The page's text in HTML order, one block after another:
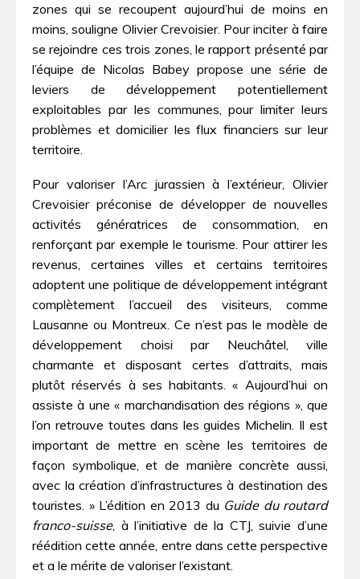
zones qui se recoupent aujourd’hui de moins en
moins, souligne Olivier Crevoisier. Pour inciter à faire
se rejoindre ces trois zones, le rapport présenté par
l’équipe de Nicolas Babey propose une série de
leviers de développement potentiellement
exploitables par les communes, pour limiter leurs
problèmes et domicilier les flux financiers sur leur
territoire.
Pour valoriser l’Arc jurassien à l’extérieur, Olivier
Crevoisier préconise de développer de nouvelles
activités génératrices de consommation, en
renforçant par exemple le tourisme. Pour attirer les
revenus, certaines villes et certains territoires
adoptent une politique de développement intégrant
complètement l’accueil des visiteurs, comme
Lausanne ou Montreux. Ce n’est pas le modèle de
développement choisi par Neuchâtel, ville
charmante et disposant certes d’attraits, mais
plutôt réservés à ses habitants. « Aujourd’hui on
assiste à une « marchandisation des régions », que
l’on retrouve toutes dans les guides Michelin. Il est
important de mettre en scène les territoires de
façon symbolique, et de manière concrète aussi,
avec la création d’infrastructures à destination des
touristes. » L’édition en 2013 du Guide du routard
franco-suisse, à l’initiative de la CTJ, suivie d’une
réédition cette année, entre dans cette perspective
et a le mérite de valoriser l’existant.